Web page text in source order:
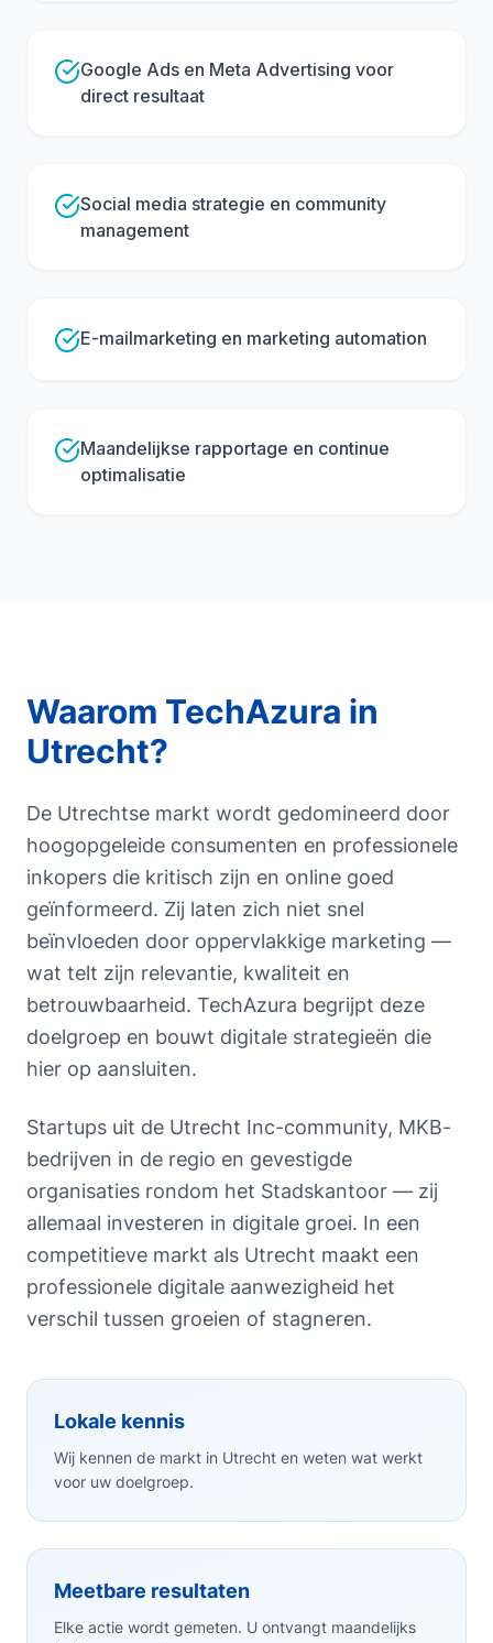
Google Ads en Meta Advertising voor
direct resultaat
Social media strategie en community
management
E-mailmarketing en marketing automation
Maandelijkse rapportage en continue
optimalisatie
Waarom TechAzura in
Utrecht?
De Utrechtse markt wordt gedomineerd door
hoogopgeleide consumenten en professionele
inkopers die kritisch zijn en online goed
geïnformeerd. Zij laten zich niet snel
beïnvloeden door oppervlakkige marketing —
wat telt zijn relevantie, kwaliteit en
betrouwbaarheid. TechAzura begrijpt deze
doelgroep en bouwt digitale strategieën die
hier op aansluiten.
Startups uit de Utrecht Inc-community, MKB-
bedrijven in de regio en gevestigde
organisaties rondom het Stadskantoor — zij
allemaal investeren in digitale groei. In een
competitieve markt als Utrecht maakt een
professionele digitale aanwezigheid het
verschil tussen groeien of stagneren.
Lokale kennis
Wij kennen de markt in Utrecht en weten wat werkt
voor uw doelgroep.
Meetbare resultaten
Elke actie wordt gemeten. U ontvangt maandelijks